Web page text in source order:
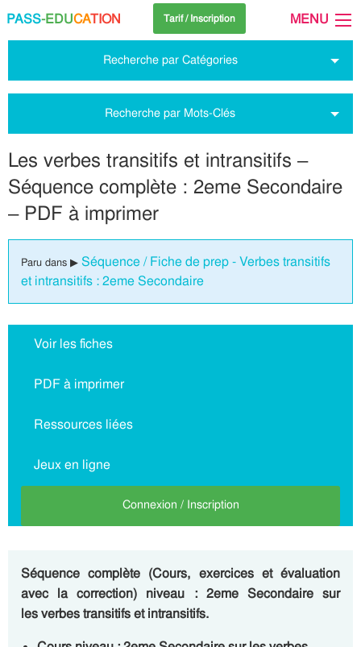
PASS-EDUCATION Tarif / Inscription MENU
Recherche par Catégories
Recherche par Mots-Clés
Les verbes transitifs et intransitifs –
Séquence complète : 2eme Secondaire
– PDF à imprimer
Paru dans ▶ Séquence / Fiche de prep - Verbes transitifs
et intransitifs : 2eme Secondaire
Voir les fiches
PDF à imprimer
Ressources liées
Jeux en ligne
Connexion / Inscription
Séquence complète (Cours, exercices et évaluation
avec la correction) niveau : 2eme Secondaire sur
les verbes transitifs et intransitifs.